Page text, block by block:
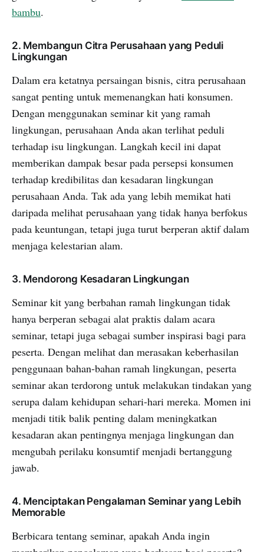
bambu.
2. Membangun Citra Perusahaan yang Peduli
Lingkungan
Dalam era ketatnya persaingan bisnis, citra perusahaan
sangat penting untuk memenangkan hati konsumen.
Dengan menggunakan seminar kit yang ramah
lingkungan, perusahaan Anda akan terlihat peduli
terhadap isu lingkungan. Langkah kecil ini dapat
memberikan dampak besar pada persepsi konsumen
terhadap kredibilitas dan kesadaran lingkungan
perusahaan Anda. Tak ada yang lebih memikat hati
daripada melihat perusahaan yang tidak hanya berfokus
pada keuntungan, tetapi juga turut berperan aktif dalam
menjaga kelestarian alam.
3. Mendorong Kesadaran Lingkungan
Seminar kit yang berbahan ramah lingkungan tidak
hanya berperan sebagai alat praktis dalam acara
seminar, tetapi juga sebagai sumber inspirasi bagi para
peserta. Dengan melihat dan merasakan keberhasilan
penggunaan bahan-bahan ramah lingkungan, peserta
seminar akan terdorong untuk melakukan tindakan yang
serupa dalam kehidupan sehari-hari mereka. Momen ini
menjadi titik balik penting dalam meningkatkan
kesadaran akan pentingnya menjaga lingkungan dan
mengubah perilaku konsumtif menjadi bertanggung
jawab.
4. Menciptakan Pengalaman Seminar yang Lebih
Memorable
Berbicara tentang seminar, apakah Anda ingin